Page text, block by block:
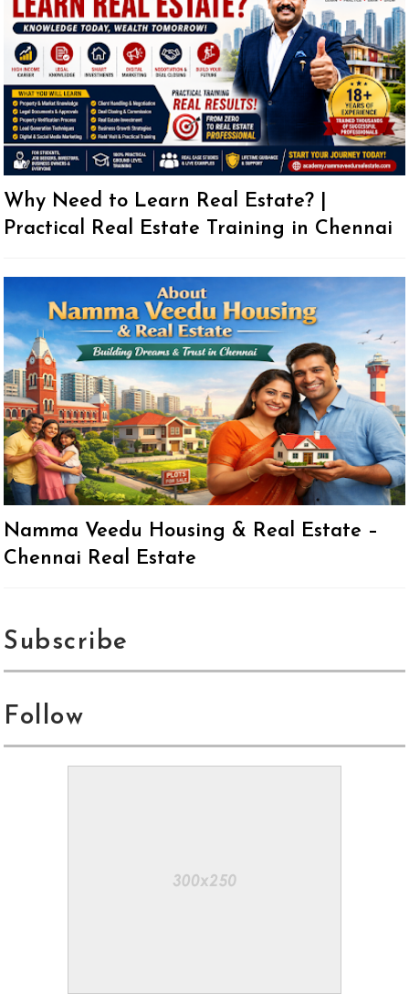
Why Need to Learn Real Estate? |
Practical Real Estate Training in Chennai
Namma Veedu Housing & Real Estate –
Chennai Real Estate
Subscribe
Follow